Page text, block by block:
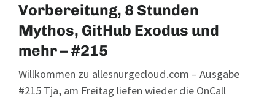
Vorbereitung, 8 Stunden
Mythos, GitHub Exodus und
mehr – #215
Willkommen zu allesnurgecloud.com – Ausgabe
#215 Tja, am Freitag liefen wieder die OnCall